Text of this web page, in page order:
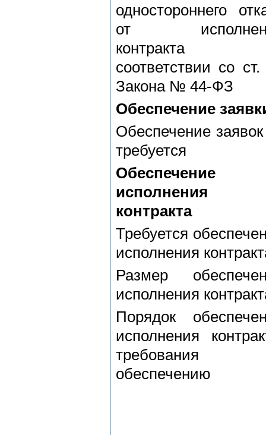
одностороннего
от
контракта
соответствии со
Закона № 44-ФЗ
Обеспечение
Обеспечение
требуется
Обеспечение
исполнения
контракта
Требуется
исполнения
Размер
исполнения
Порядок
исполнения
требования
обеспечению